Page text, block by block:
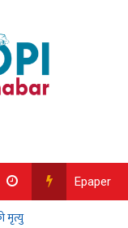
Epaper
मृत्यु